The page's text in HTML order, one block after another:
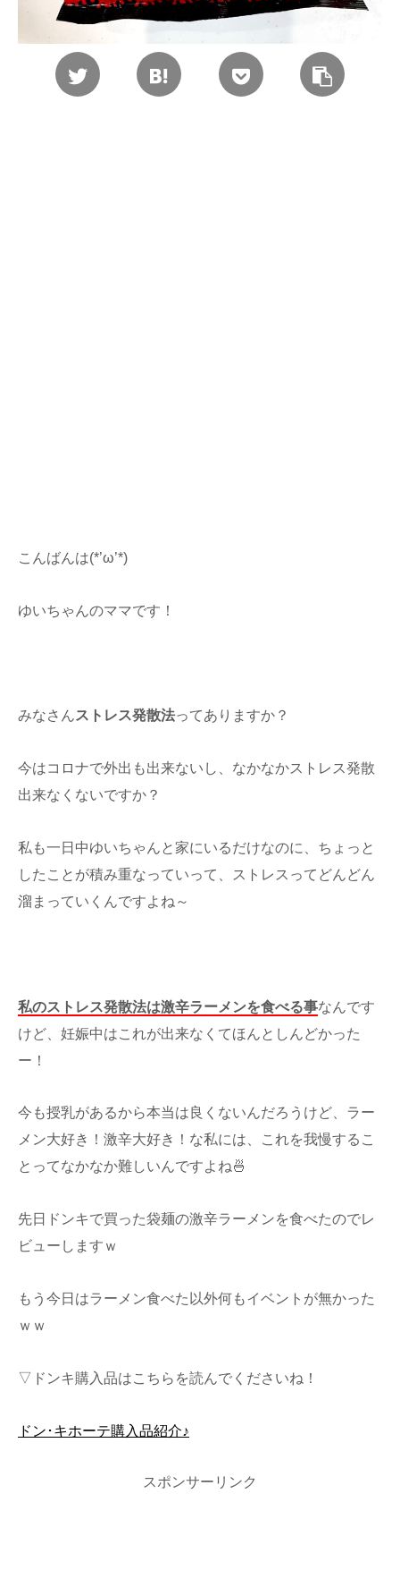
こんばんは(*’ω’*)
ゆいちゃんのママです！
みなさんストレス発散法ってありますか？
今はコロナで外出も出来ないし、なかなかストレス発散
出来なくないですか？
私も一日中ゆいちゃんと家にいるだけなのに、ちょっと
したことが積み重なっていって、ストレスってどんどん
溜まっていくんですよね～
私のストレス発散法は激辛ラーメンを食べる事なんです
けど、妊娠中はこれが出来なくてほんとしんどかった
ー！
今も授乳があるから本当は良くないんだろうけど、ラー
メン大好き！激辛大好き！な私には、これを我慢するこ
とってなかなか難しいんですよね🍜
先日ドンキで買った袋麺の激辛ラーメンを食べたのでレ
ビューしますｗ
もう今日はラーメン食べた以外何もイベントが無かった
ｗｗ
▽ドンキ購入品はこちらを読んでくださいね！
ドン･キホーテ購入品紹介♪
スポンサーリンク